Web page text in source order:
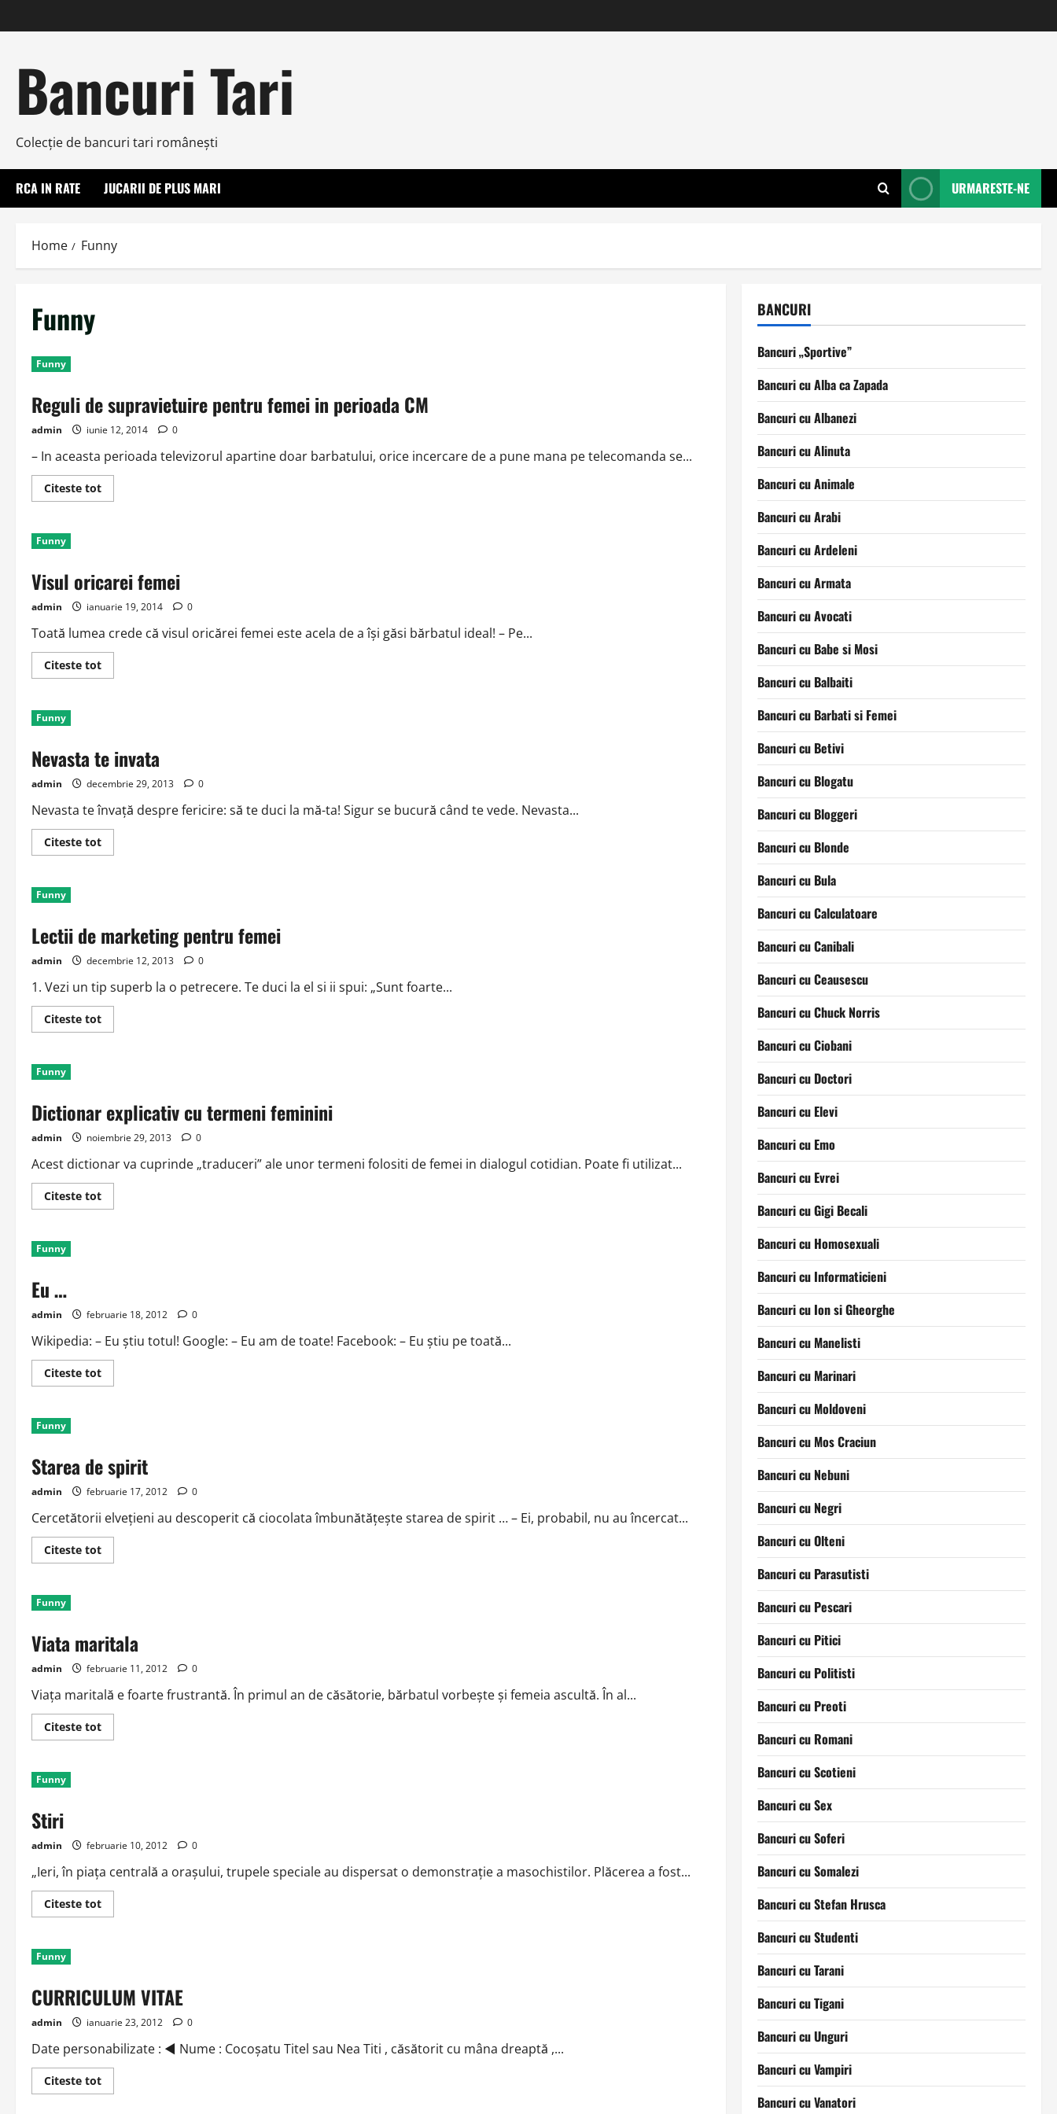
to
Bancuri Tari
Colecţie de bancuri tari româneşti
RCA IN RATE JUCARII DE PLUS MARI URMARESTE-NE
Home Funny
Funny
Funny
Reguli de supravietuire pentru femei in perioada CM
admin iunie 12, 2014 0
– In aceasta perioada televizorul apartine doar barbatului, orice incercare de a pune mana pe telecomanda se...
Citeste totRead
more
in
perioada
Funny
Visul oricarei femei
admin ianuarie 19, 2014 0
Toată lumea crede că visul oricărei femei este acela de a îşi găsi bărbatul ideal! – Pe...
Citeste totRead
more
Funny
Nevasta te invata
admin decembrie 29, 2013 0
Nevasta te învaţă despre fericire: să te duci la mă-ta! Sigur se bucură când te vede. Nevasta...
Citeste totRead
more
Funny
Lectii de marketing pentru femei
admin decembrie 12, 2013 0
1. Vezi un tip superb la o petrecere. Te duci la el si ii spui: „Sunt foarte...
Citeste totRead
more
Funny
Dictionar explicativ cu termeni feminini
admin noiembrie 29, 2013 0
Acest dictionar va cuprinde „traduceri” ale unor termeni folositi de femei in dialogul cotidian. Poate fi utilizat...
Citeste totRead
more
Funny
Eu …
admin februarie 18, 2012 0
Wikipedia: – Eu ştiu totul! Google: – Eu am de toate! Facebook: – Eu ştiu pe toată...
Citeste totRead
more
Funny
Starea de spirit
admin februarie 17, 2012 0
Cercetătorii elveţieni au descoperit că ciocolata îmbunătăţeşte starea de spirit … – Ei, probabil, nu au încercat...
Citeste totRead
more
Funny
Viata maritala
admin februarie 11, 2012 0
Viaţa maritală e foarte frustrantă. În primul an de căsătorie, bărbatul vorbeşte şi femeia ascultă. În al...
Citeste totRead
more
Funny
Stiri
admin februarie 10, 2012 0
„Ieri, în piaţa centrală a oraşului, trupele speciale au dispersat o demonstraţie a masochistilor. Plăcerea a fost...
Citeste totRead
more
Funny
CURRICULUM VITAE
admin ianuarie 23, 2012 0
Date personabilizate : ◄ Nume : Cocoşatu Titel sau Nea Titi , căsătorit cu mâna dreaptă ,...
Citeste totRead
more
BANCURI
Bancuri „Sportive”
Bancuri cu Alba ca Zapada
Bancuri cu Albanezi
Bancuri cu Alinuta
Bancuri cu Animale
Bancuri cu Arabi
Bancuri cu Ardeleni
Bancuri cu Armata
Bancuri cu Avocati
Bancuri cu Babe si Mosi
Bancuri cu Balbaiti
Bancuri cu Barbati si Femei
Bancuri cu Betivi
Bancuri cu Blogatu
Bancuri cu Bloggeri
Bancuri cu Blonde
Bancuri cu Bula
Bancuri cu Calculatoare
Bancuri cu Canibali
Bancuri cu Ceausescu
Bancuri cu Chuck Norris
Bancuri cu Ciobani
Bancuri cu Doctori
Bancuri cu Elevi
Bancuri cu Emo
Bancuri cu Evrei
Bancuri cu Gigi Becali
Bancuri cu Homosexuali
Bancuri cu Informaticieni
Bancuri cu Ion si Gheorghe
Bancuri cu Manelisti
Bancuri cu Marinari
Bancuri cu Moldoveni
Bancuri cu Mos Craciun
Bancuri cu Nebuni
Bancuri cu Negri
Bancuri cu Olteni
Bancuri cu Parasutisti
Bancuri cu Pescari
Bancuri cu Pitici
Bancuri cu Politisti
Bancuri cu Preoti
Bancuri cu Romani
Bancuri cu Scotieni
Bancuri cu Sex
Bancuri cu Soferi
Bancuri cu Somalezi
Bancuri cu Stefan Hrusca
Bancuri cu Studenti
Bancuri cu Tarani
Bancuri cu Tigani
Bancuri cu Unguri
Bancuri cu Vampiri
Bancuri cu Vanatori